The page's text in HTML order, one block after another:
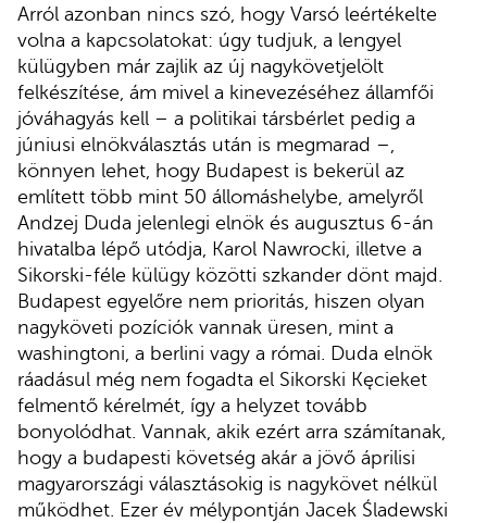
Arról azonban nincs szó, hogy Varsó leértékelte
volna a kapcsolatokat: úgy tudjuk, a lengyel
külügyben már zajlik az új nagykövetjelölt
felkészítése, ám mivel a kinevezéséhez államfői
jóváhagyás kell – a politikai társbérlet pedig a
júniusi elnökválasztás után is megmarad –,
könnyen lehet, hogy Budapest is bekerül az
említett több mint 50 állomáshelybe, amelyről
Andzej Duda jelenlegi elnök és augusztus 6-án
hivatalba lépő utódja, Karol Nawrocki, illetve a
Sikorski-féle külügy közötti szkander dönt majd.
Budapest egyelőre nem prioritás, hiszen olyan
nagyköveti pozíciók vannak üresen, mint a
washingtoni, a berlini vagy a római. Duda elnök
ráadásul még nem fogadta el Sikorski Kęcieket
felmentő kérelmét, így a helyzet tovább
bonyolódhat. Vannak, akik ezért arra számítanak,
hogy a budapesti követség akár a jövő áprilisi
magyarországi választásokig is nagykövet nélkül
működhet. Ezer év mélypontján Jacek Śladewski